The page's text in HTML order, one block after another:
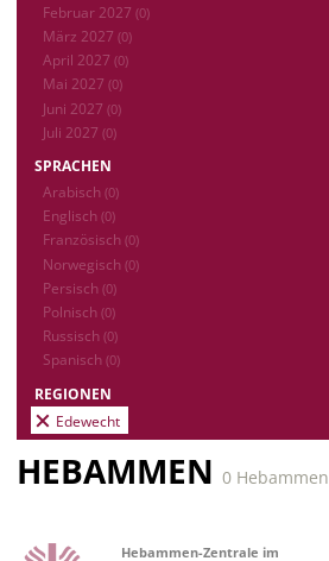
Februar 2027 (0)
März 2027 (0)
April 2027 (0)
Mai 2027 (0)
Juni 2027 (0)
Juli 2027 (0)
SPRACHEN
Arabisch (0)
Englisch (0)
Französisch (0)
Norwegisch (0)
Persisch (0)
Polnisch (0)
Russisch (0)
Spanisch (0)
REGIONEN
Edewecht
HEBAMMEN 0 Hebammen
Hebammen-Zentrale im